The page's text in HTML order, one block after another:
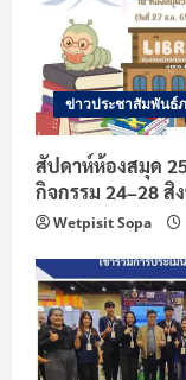
ข่าวประชาสัมพันธ์
สัปดาห์ห้องสมุด
กิจกรรม 24–28 สิ
Wetpisit Sopa